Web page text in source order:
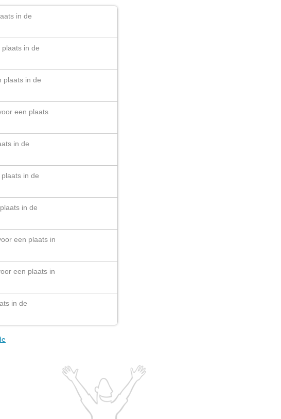
in de
in de
plaats in de
een plaats
in de
in de
in de
een plaats in
een plaats in
in de